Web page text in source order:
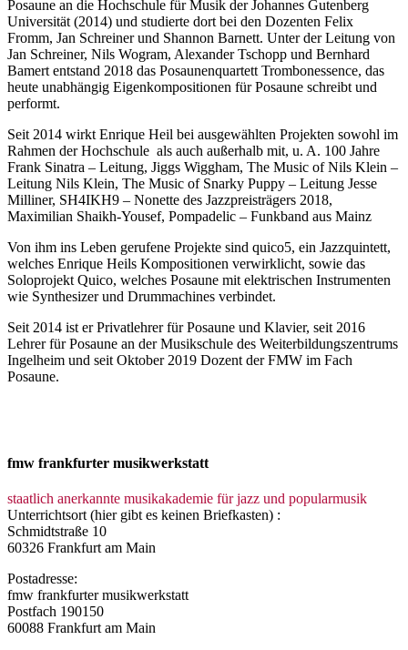
Posaune an die Hochschule für Musik der Johannes Gutenberg
Universität (2014) und studierte dort bei den Dozenten Felix
Fromm, Jan Schreiner und Shannon Barnett. Unter der Leitung von
Jan Schreiner, Nils Wogram, Alexander Tschopp und Bernhard
Bamert entstand 2018 das Posaunenquartett Trombonessence, das
heute unabhängig Eigenkompositionen für Posaune schreibt und
performt.
Seit 2014 wirkt Enrique Heil bei ausgewählten Projekten sowohl im
Rahmen der Hochschule als auch außerhalb mit, u. A. 100 Jahre
Frank Sinatra – Leitung, Jiggs Wiggham, The Music of Nils Klein –
Leitung Nils Klein, The Music of Snarky Puppy – Leitung Jesse
Milliner, SH4IKH9 – Nonette des Jazzpreisträgers 2018,
Maximilian Shaikh-Yousef, Pompadelic – Funkband aus Mainz
Von ihm ins Leben gerufene Projekte sind quico5, ein Jazzquintett,
welches Enrique Heils Kompositionen verwirklicht, sowie das
Soloprojekt Quico, welches Posaune mit elektrischen Instrumenten
wie Synthesizer und Drummachines verbindet.
Seit 2014 ist er Privatlehrer für Posaune und Klavier, seit 2016
Lehrer für Posaune an der Musikschule des Weiterbildungszentrums
Ingelheim und seit Oktober 2019 Dozent der FMW im Fach
Posaune.
fmw frankfurter musikwerkstatt
staatlich anerkannte musikakademie für jazz und popularmusik
Unterrichtsort (hier gibt es keinen Briefkasten) :
Schmidtstraße 10
60326 Frankfurt am Main
Postadresse:
fmw frankfurter musikwerkstatt
Postfach 190150
60088 Frankfurt am Main